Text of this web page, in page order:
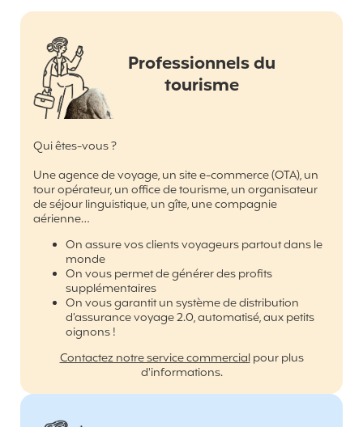
Professionnels du
tourisme
Qui êtes-vous ?
Une agence de voyage, un site e-commerce (OTA), un
tour opérateur, un office de tourisme, un organisateur
de séjour linguistique, un gîte, une compagnie
aérienne…
On assure vos clients voyageurs partout dans le
monde
On vous permet de générer des profits
supplémentaires
On vous garantit un système de distribution
d’assurance voyage 2.0, automatisé, aux petits
oignons !
Contactez notre service commercialpour plus
d'informations.